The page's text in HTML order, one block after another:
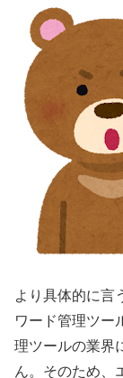
より具体的に言
ワード管理ツー
理ツールの業界
ん。そのため、